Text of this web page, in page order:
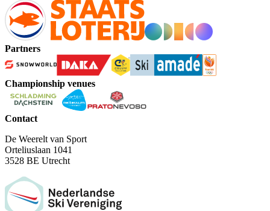
Partners
Championship venues
Contact
De Weerelt van Sport
Orteliuslaan 1041
3528 BE Utrecht